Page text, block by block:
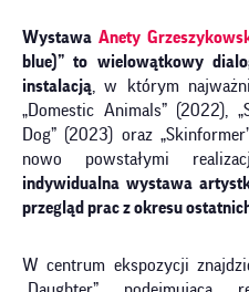
Wystawa Anety
blue)” to wielowątkowy
instalacją , w którym
„Domestic Animals” (2022),
Dog” (2023) oraz
nowo powstałymi
indywidualna wystawa
przegląd prac z okresu
W centrum ekspozycji